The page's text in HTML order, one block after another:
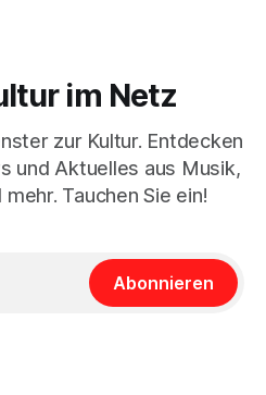
im Netz
zur Kultur. Entdecken
und Aktuelles aus Musik,
Tauchen Sie ein!
Abonnieren